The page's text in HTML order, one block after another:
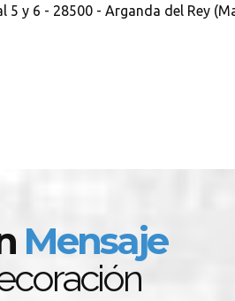
5 y 6 - 28500 - Arganda del Rey
Mensaje